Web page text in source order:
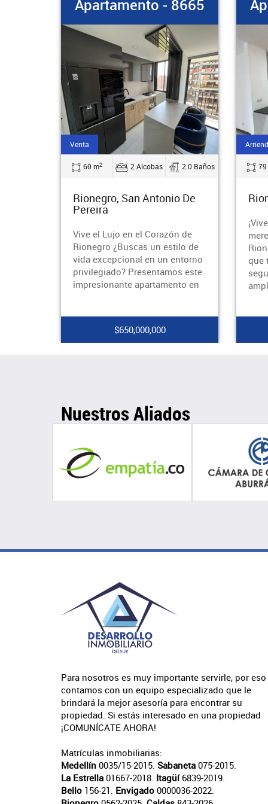
Apartamento - 8664
Arriendo
79 m2 3 Alcobas 2.0 Baños
Rionegro, Santa Ana
mereces en el corazón de
Rionegro! ¿Buscas un hogar
que te brinde comodidad,
seguridad y acceso a una
amplia gama de servi
$2,800,000
Venta
76
Nuestros Aliados
Para nosotros es muy importante servirle, por eso
contamos con un equipo especializado que le
brindará la mejor asesoría para encontrar su
propiedad. Si estás interesado en una propiedad
¡COMUNÍCATE AHORA!
Matrículas inmobiliarias:
Medellín 0035/15-2015. Sabaneta 075-2015.
La Estrella 01667-2018. Itagüí6839-2019.
Bello 156-21. Envigado 0000036-2022.